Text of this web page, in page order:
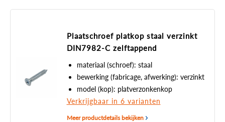
Plaatschroef platkop staal verzinkt
DIN7982-C zelftappend
materiaal (schroef): staal
bewerking (fabricage, afwerking): verzinkt
model (kop): platverzonkenkop
Verkrijgbaar in 6 varianten
Meer productdetails bekijken